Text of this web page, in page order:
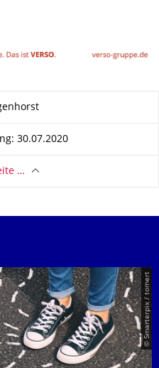
30.07.2020
…
© Smarterpix / tomert